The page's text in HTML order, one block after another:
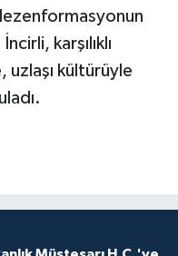
karşılıklı
uzlaşı kültürüyle